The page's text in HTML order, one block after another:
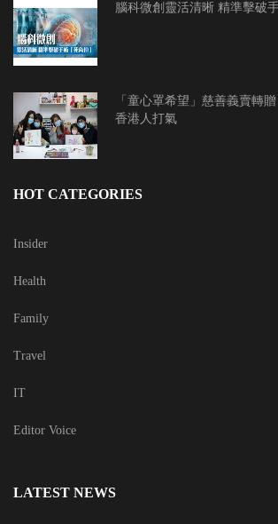
腦科微創靈活清晰 精準擊破
「童心罩希望」慈善義賣轉
香港人打氣
HOT CATEGORIES
Insider
Health
Family
Travel
IT
Editor Voice
LATEST NEWS